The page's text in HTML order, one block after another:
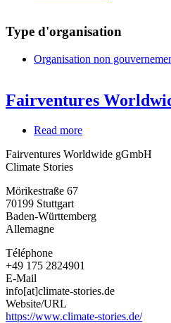
Type d'organisation
Organisation non
Fairventures
Read more
Worldwide
Fairventures Worldwide gGmbH
Climate Stories
Mörikestraße 67
70199 Stuttgart
Baden-Württemberg
Allemagne
Téléphone
+49 175 2824901
E-Mail
info[at]climate-stories.de
Website/URL
https://www.climate-stories.de/